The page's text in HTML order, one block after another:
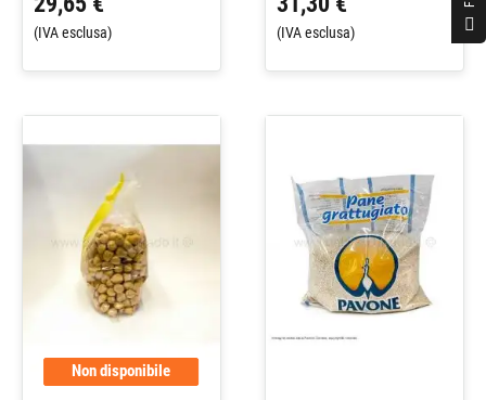
(IVA esclusa) (IVA esclusa)
Non disponibile